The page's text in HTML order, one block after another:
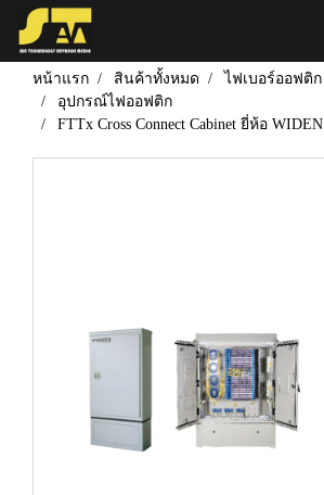
หน้าแรก สินค้าทั้งหมด
ไฟเบอร์ออฟติก
อุปกรณ์ไฟออฟติก
FTTx Cross Connect Cabinet ยี่ห้อ WIDEN